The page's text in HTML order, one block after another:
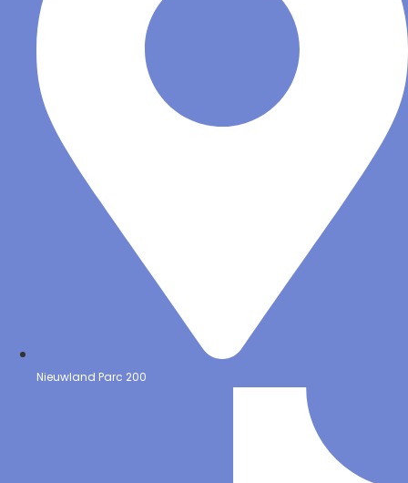
Nieuwland Parc 200